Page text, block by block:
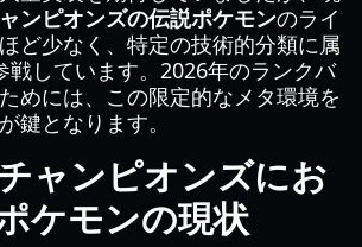
ンピオンズの伝説ポケモンのライ
ど少なく、特定の技術的分類に属
戦しています。2026年のランクバ
めには、この限定的なメタ環境を
鍵となります。
ャンピオンズにお
ケモンの現状